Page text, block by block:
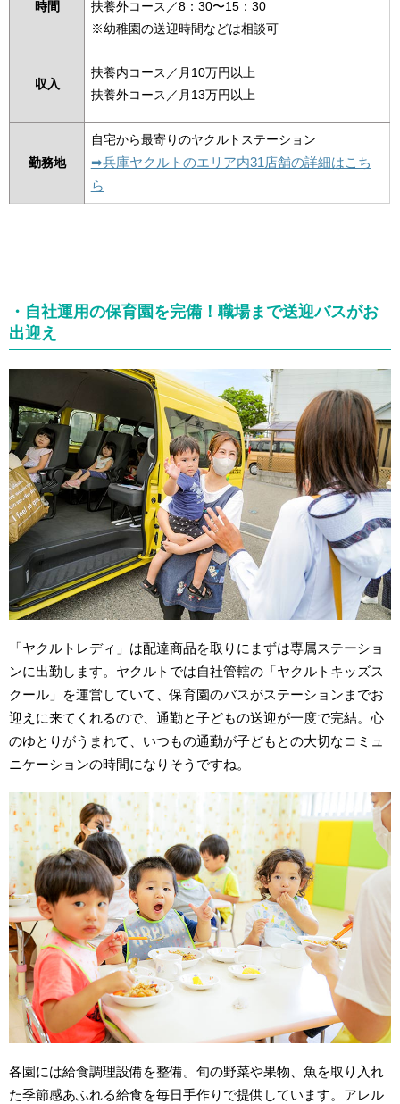
時間
扶養外コース／8：30〜15：30
※幼稚園の送迎時間などは相談可
収入
扶養内コース／月10万円以上
扶養外コース／月13万円以上
勤務地
自宅から最寄りのヤクルトステーション
➡︎兵庫ヤクルトのエリア内31店舗の詳細はこち
ら
・自社運用の保育園を完備！職場まで送迎バスがお
出迎え
「ヤクルトレディ」は配達商品を取りにまずは専属ステーショ
ンに出勤します。ヤクルトでは自社管轄の「ヤクルトキッズス
クール」を運営していて、保育園のバスがステーションまでお
迎えに来てくれるので、通勤と子どもの送迎が一度で完結。心
のゆとりがうまれて、いつもの通勤が子どもとの大切なコミュ
ニケーションの時間になりそうですね。
各園には給食調理設備を整備。旬の野菜や果物、魚を取り入れ
た季節感あふれる給食を毎日手作りで提供しています。アレル